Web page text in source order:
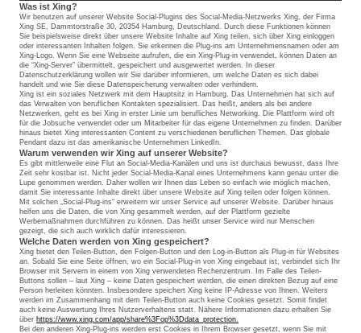
Was ist Xing?
Wir benutzen auf unserer Website Social-Plugins des Social-Media-Netzwerks Xing, der Firma
Xing SE, Dammtorstraße 30, 20354 Hamburg, Deutschland. Durch diese Funktionen können
Sie beispielsweise direkt über unsere Website Inhalte auf Xing teilen, sich über Xing einloggen
oder interessanten Inhalten folgen. Sie erkennen die Plug-ins am Unternehmensnamen oder am
Xing-Logo. Wenn Sie eine Webseite aufrufen, die ein Xing-Plug-in verwendet, können Daten an
die “Xing-Server” übermittelt, gespeichert und ausgewertet werden. In dieser
Datenschutzerklärung wollen wir Sie darüber informieren, um welche Daten es sich dabei
handelt und wie Sie diese Datenspeicherung verwalten oder verhindern.
Xing ist ein soziales Netzwerk mit dem Hauptsitz in Hamburg. Das Unternehmen hat sich auf
das Verwalten von beruflichen Kontakten spezialisiert. Das heißt, anders als bei andere
Netzwerken, geht es bei Xing in erster Linie um berufliches Networking. Die Plattform wird oft
für die Jobsuche verwendet oder um Mitarbeiter für das eigene Unternehmen zu finden. Darüber
hinaus bietet Xing interessanten Content zu verschiedenen beruflichen Themen. Das globale
Pendant dazu ist das amerikanische Unternehmen LinkedIn.
Warum verwenden wir Xing auf unserer Website?
Es gibt mittlerweile eine Flut an Social-Media-Kanälen und uns ist durchaus bewusst, dass Ihre
Zeit sehr kostbar ist. Nicht jeder Social-Media-Kanal eines Unternehmens kann genau unter die
Lupe genommen werden. Daher wollen wir Ihnen das Leben so einfach wie möglich machen,
damit Sie interessante Inhalte direkt über unsere Website auf Xing teilen oder folgen können.
Mit solchen „Social-Plug-ins“ erweitern wir unser Service auf unserer Website. Darüber hinaus
helfen uns die Daten, die von Xing gesammelt werden, auf der Plattform gezielte
Werbemaßnahmen durchführen zu können. Das heißt unser Service wird nur Menschen
gezeigt, die sich auch wirklich dafür interessieren.
Welche Daten werden von Xing gespeichert?
Xing bietet den Teilen-Button, den Folgen-Button und den Log-in-Button als Plug-in für Websites
an. Sobald Sie eine Seite öffnen, wo ein Social-Plug-in von Xing eingebaut ist, verbindet sich Ihr
Browser mit Servern in einem von Xing verwendeten Rechenzentrum. Im Falle des Teilen-
Buttons sollen – laut Xing – keine Daten gespeichert werden, die einen direkten Bezug auf eine
Person herleiten könnten. Insbesondere speichert Xing keine IP-Adresse von Ihnen. Weiters
werden im Zusammenhang mit dem Teilen-Button auch keine Cookies gesetzt. Somit findet
auch keine Auswertung Ihres Nutzerverhaltens statt. Nähere Informationen dazu erhalten Sie
über https://www.xing.com/app/share%3Fop%3Ddata_protection.
Bei den anderen Xing-Plug-ins werden erst Cookies in Ihrem Browser gesetzt, wenn Sie mit